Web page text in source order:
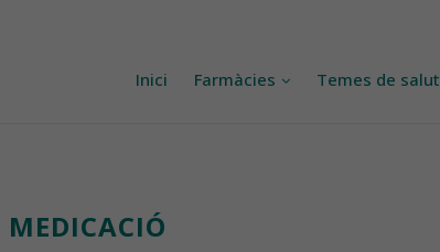
Inici Farmàcies Temes de salut
MEDICACIÓ